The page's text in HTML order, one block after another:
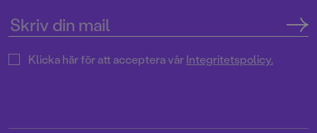
Klicka här för att acceptera vårIntegritetspolicy.